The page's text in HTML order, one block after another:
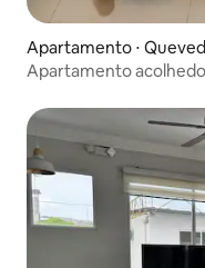
Apartamento ⋅
Apartamento